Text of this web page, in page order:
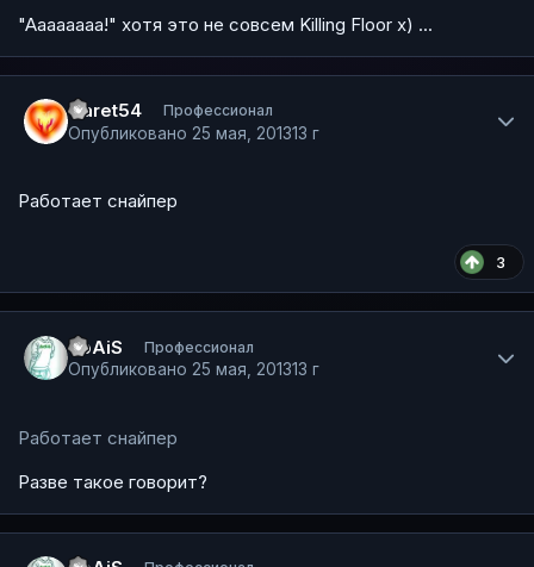
"Аааааааа!" хотя это не совсем Killing Floor х) ...
Garet54 Профессионал
Опубликовано 25 мая, 201313 г
Работает снайпер
3
SpAiS Профессионал
Опубликовано 25 мая, 201313 г
Работает снайпер
Разве такое говорит?